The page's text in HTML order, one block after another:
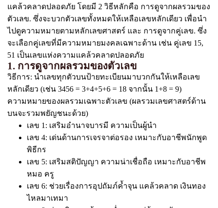
แคล้วคลาดปลอดภัย โดยมี 2 วิธีหลักคือ การดูจากผลรวมของ
ตัวเลข. ซึ่งจะบวกตัวเลขทั้งหมดให้เหลือเลขหลักเดียว เพื่อนำ
ไปดูความหมายตามหลักเลขศาสตร์ และ การดูจากคู่เลข. ซึ่ง
จะเลือกคู่เลขที่มีความหมายมงคลเฉพาะด้าน เช่น คู่เลข 15,
51 เป็นเลขแห่งความแคล้วคลาดปลอดภัย
1. การดูจากผลรวมของตัวเลข
วิธีการ: นำเลขทุกตัวบนป้ายทะเบียนมาบวกกันให้เหลือเลข
หลักเดียว (เช่น 3456 = 3+4+5+6 = 18 จากนั้น 1+8 = 9)
ความหมายของผลรวมเฉพาะตัวเลข (ผลรวมเลขศาสตร์ด้าน
บนจะรวมพยัญชนะด้วย)
เลข 1: เสริมอำนาจบารมี ความเป็นผู้นำ
เลข 4: เด่นด้านการเจรจาต่อรอง เหมาะกับอาชีพนักพูด
พิธีกร
เลข 5: เสริมสติปัญญา ความน่าเชื่อถือ เหมาะกับอาชีพ
หมอ ครู
เลข 6: ช่วยเรื่องการอุปถัมภ์ค้ำจุน แคล้วคลาด เงินทอง
ไหลมาเทมา